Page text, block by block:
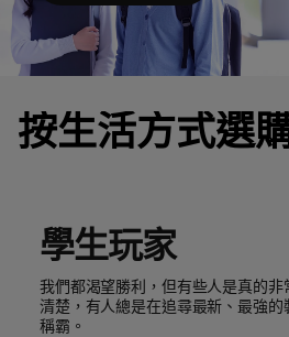
按生活方式選
學生玩家
我們都渴望勝利，但有些人是真的
清楚，有人總是在追尋最新、最強
稱霸。